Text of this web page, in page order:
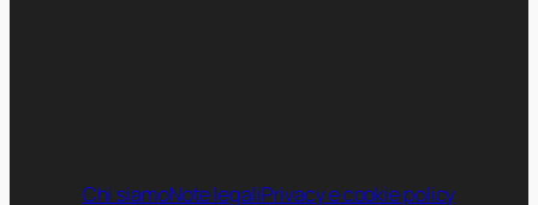
Chi siamoNote legaliPrivacy e cookie policy